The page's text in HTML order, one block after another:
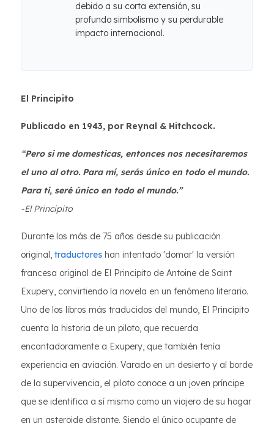
debido a su corta extensión, su
profundo simbolismo y su perdurable
impacto internacional.
El Principito
Publicado en 1943, por Reynal & Hitchcock.
“Pero si me domesticas, entonces nos necesitaremos
el uno al otro. Para mí, serás único en todo el mundo.
Para ti, seré único en todo el mundo.”
-El Principito
Durante los más de 75 años desde su publicación
original, traductores han intentado 'domar' la versión
francesa original de El Principito de Antoine de Saint
Exupery, convirtiendo la novela en un fenómeno literario.
Uno de los libros más traducidos del mundo, El Principito
cuenta la historia de un piloto, que recuerda
encantadoramente a Exupery, que también tenía
experiencia en aviación. Varado en un desierto y al borde
de la supervivencia, el piloto conoce a un joven príncipe
que se identifica a sí mismo como un viajero de su hogar
en un asteroide distante. Siendo el único ocupante de